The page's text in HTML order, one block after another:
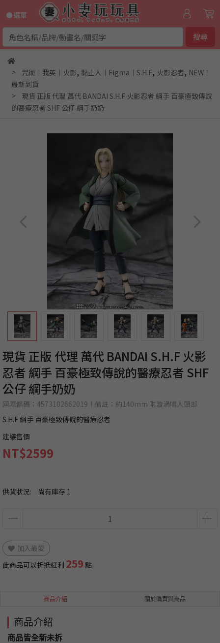
● 選單
搜尋
咒術｜我英｜火影, 黏土人｜Figma｜S.H.F, 火影忍者, NEW！
最新到貨
現貨 正版 代理 萬代 BANDAI S.H.F 火影忍者 綱手 百豪極致傳說
的醫療忍者 SHF 公仔 綱手奶奶
現貨 正版 代理 萬代 BANDAI S.H.F 火影
忍者 綱手 百豪極致傳說的醫療忍者 SHF
公仔 綱手奶奶
國際條碼：4573102662019｜備註：約140mm 附漩渦鳴人頭部
S.H.F 綱手 百豪極致傳說的醫療忍者
建議售價
NT$2599
供貨狀況: 尚有庫存 1
加入最愛
此商品可以折抵紅利 259 點
商品介紹 關於購買與商品
商品介紹
商品皆全新未拆